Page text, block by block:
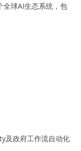
全球AI生态系统，包
及政府工作流自动化